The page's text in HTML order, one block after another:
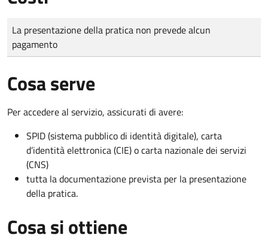
Tipo di pagamento
Importo
La presentazione della pratica non prevede alcun
pagamento
Cosa serve
Per accedere al servizio, assicurati di avere:
SPID (sistema pubblico di identità digitale), carta
d’identità elettronica (CIE) o carta nazionale dei servizi
(CNS)
tutta la documentazione prevista per la presentazione
della pratica.
Cosa si ottiene